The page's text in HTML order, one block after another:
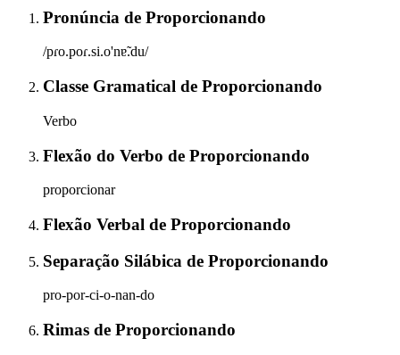
Pronúncia de Proporcionando
/pɾo.poɾ.si.o'nɐ̃.du/
Classe Gramatical de Proporcionando
Verbo
Flexão do Verbo de Proporcionando
proporcionar
Flexão Verbal de Proporcionando
Separação Silábica de Proporcionando
pro-por-ci-o-nan-do
Rimas de Proporcionando